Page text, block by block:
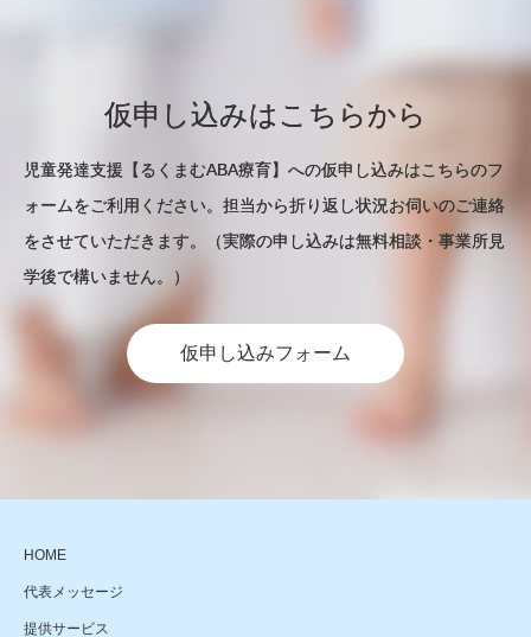
仮申し込みはこちらから
児童発達支援【るくまむABA療育】への仮申し込みはこちらのフ
ォームをご利用ください。担当から折り返し状況お伺いのご連絡
をさせていただきます。（実際の申し込みは無料相談・事業所見
学後で構いません。）
仮申し込みフォーム
HOME
代表メッセージ
提供サービス